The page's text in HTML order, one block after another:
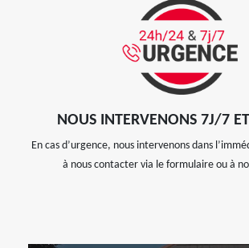
NOUS INTERVENONS 7J/7
En cas d’urgence, nous intervenons dans
à nous contacter via le formulaire ou à